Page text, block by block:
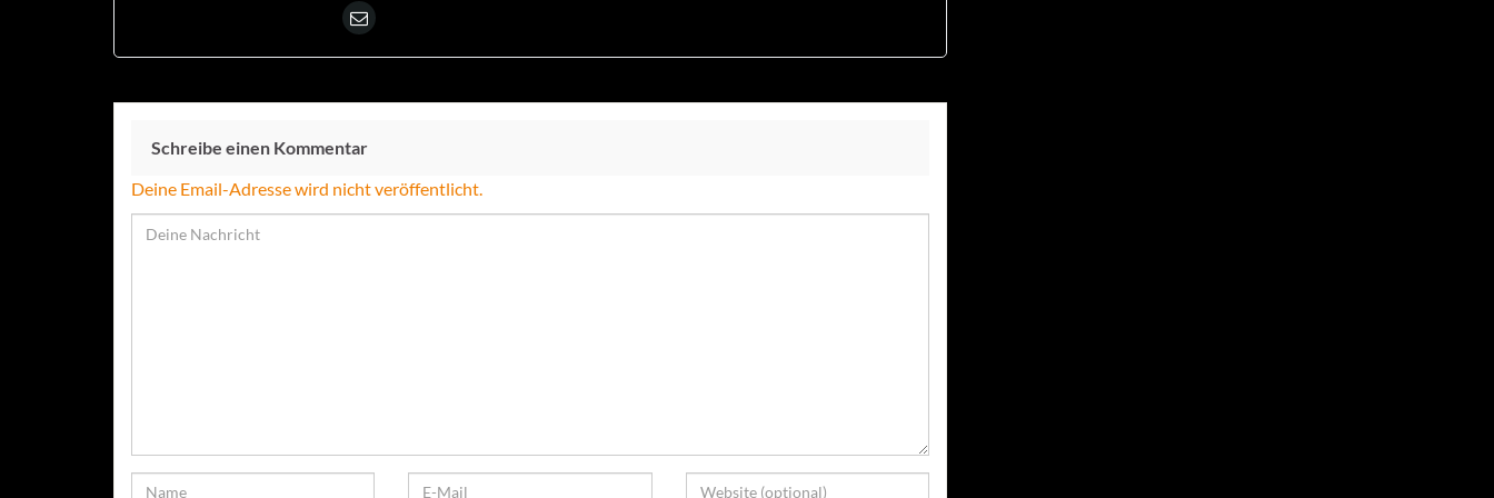
Schreibe einen Kommentar
Deine Email-Adresse wird nicht veröffentlicht.